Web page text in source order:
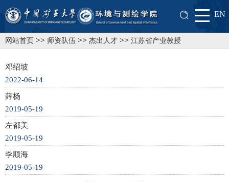
EN
网站首页 >> 师资队伍 >> 杰出人才 >> 江苏省产业教授
邓绍坡
2022-06-14
薛杨
2019-05-19
左都美
2019-05-19
季顺海
2019-05-19